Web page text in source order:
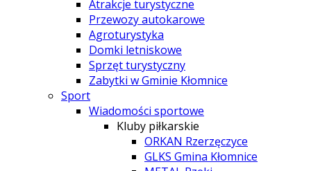
Atrakcje turystyczne
Przewozy autokarowe
Agroturystyka
Domki letniskowe
Sprzęt turystyczny
Zabytki w Gminie Kłomnice
Sport
Wiadomości sportowe
Kluby piłkarskie
ORKAN Rzerzęczyce
GLKS Gmina Kłomnice